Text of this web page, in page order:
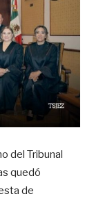
del Tribunal
quedó
de